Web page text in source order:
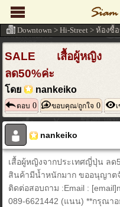
SALE เสื้อผู้หญิง เ
ลด50%ค่ะ
โดย nankeiko
ตอบ 0 ขอบคุณ/ถูกใจ 0
nankeiko
เสื้อผู้หญิงจากประเทศญี่ปุ่น ลด
สินค้ามีน้ำหนักมาก ขออนุญาต
ติดต่อสอบถาม :Email :
089-6621442 (แนน) **กรุณา
Downtown > Hi-Street > ห้องซื้อ